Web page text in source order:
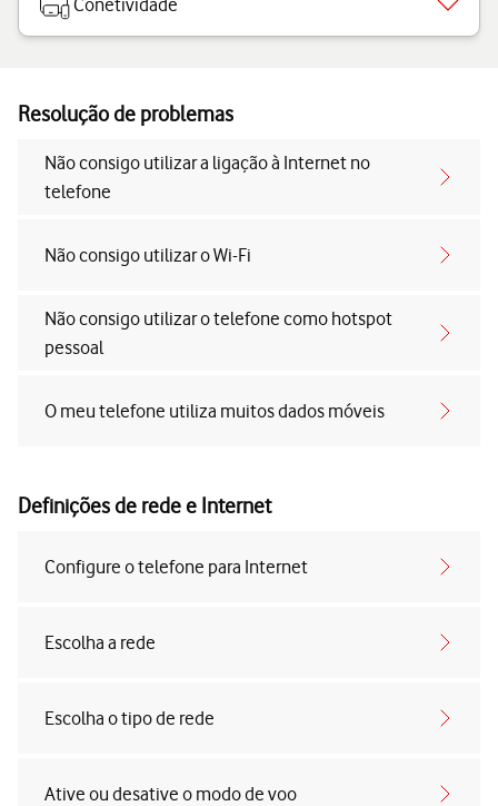
Conetividade
Resolução de problemas
Não consigo utilizar a ligação à Internet no
telefone
Não consigo utilizar o Wi-Fi
Não consigo utilizar o telefone como hotspot
pessoal
O meu telefone utiliza muitos dados móveis
Definições de rede e Internet
Configure o telefone para Internet
Escolha a rede
Escolha o tipo de rede
Ative ou desative o modo de voo